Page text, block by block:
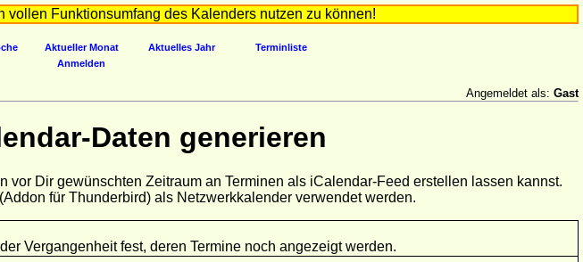
vollen Funktionsumfang des Kalenders nutzen zu können!
Aktueller Monat Aktuelles Jahr
Terminliste
Anmelden
Angemeldet als: Gast
Daten generieren
Dir gewünschten Zeitraum an Terminen als iCalendar-Feed erstellen lassen kannst.
für Thunderbird) als Netzwerkkalender verwendet werden.
Vergangenheit fest, deren Termine noch angezeigt werden.